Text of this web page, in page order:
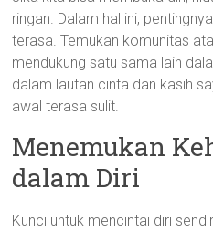
ringan. Dalam hal ini,
terasa. Temukan komunitas
mendukung satu sama lain
dalam lautan cinta dan kasih
awal terasa sulit.
Menemukan
dalam Diri
Kunci untuk mencintai diri